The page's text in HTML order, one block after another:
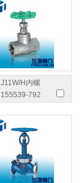
J11W/H内螺
155539-792